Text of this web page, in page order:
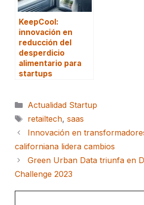
KeepCool:
innovación en
reducción del
desperdicio
alimentario para
startups
Categorías
Actualidad Startup
Etiquetas
retailtech, saas
Innovación en
californiana lidera cambios
Green Urban Data triunfa en
Challenge 2023